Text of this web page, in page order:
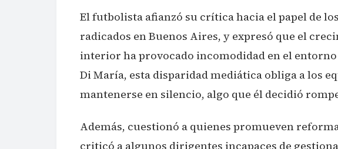
El futbolista afianzó su crítica hacia el papel de
radicados en Buenos Aires, y expresó que el
interior ha provocado incomodidad en el
Di María, esta disparidad mediática obliga a los
mantenerse en silencio, algo que él decidió
Además, cuestionó a quienes promueven
criticó a algunos dirigentes incapaces de